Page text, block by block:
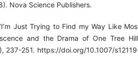
Nova Science Publishers.
Just Trying to Find my Way Like
and the Drama of One Tree
237-251. https://doi.org/10.1007/